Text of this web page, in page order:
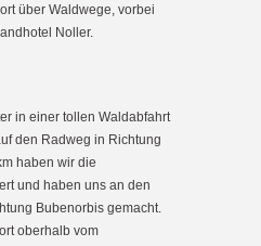
über Waldwege, vorbei
Noller.
in einer tollen Waldabfahrt
den Radweg in Richtung
haben wir die
und haben uns an den
Bubenorbis gemacht.
oberhalb vom